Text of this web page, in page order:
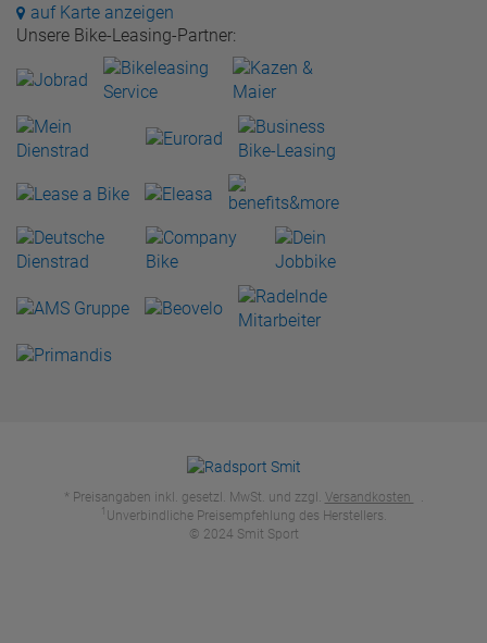
auf Karte anzeigen
Unsere Bike-Leasing-Partner:
* Preisangaben inkl. gesetzl. MwSt. und zzgl. Versandkosten .
1 Unverbindliche Preisempfehlung des Herstellers.
© 2024 Smit Sport